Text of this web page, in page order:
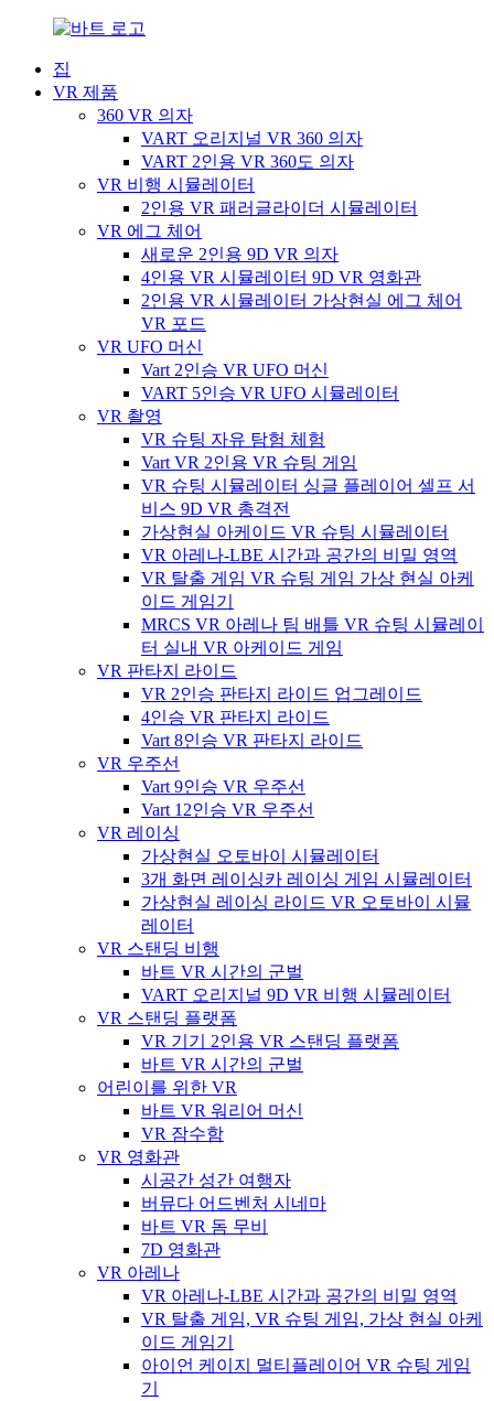
집
VR 제품
360 VR 의자
VART 오리지널 VR 360 의자
VART 2인용 VR 360도 의자
VR 비행 시뮬레이터
2인용 VR 패러글라이더 시뮬레이터
VR 에그 체어
새로운 2인용 9D VR 의자
4인용 VR 시뮬레이터 9D VR 영화관
2인용 VR 시뮬레이터 가상현실 에그 체어
VR 포드
VR UFO 머신
Vart 2인승 VR UFO 머신
VART 5인승 VR UFO 시뮬레이터
VR 촬영
VR 슈팅 자유 탐험 체험
Vart VR 2인용 VR 슈팅 게임
VR 슈팅 시뮬레이터 싱글 플레이어 셀프 서
비스 9D VR 총격전
가상현실 아케이드 VR 슈팅 시뮬레이터
VR 아레나-LBE 시간과 공간의 비밀 영역
VR 탈출 게임 VR 슈팅 게임 가상 현실 아케
이드 게임기
MRCS VR 아레나 팀 배틀 VR 슈팅 시뮬레이
터 실내 VR 아케이드 게임
VR 판타지 라이드
VR 2인승 판타지 라이드 업그레이드
4인승 VR 판타지 라이드
Vart 8인승 VR 판타지 라이드
VR 우주선
Vart 9인승 VR 우주선
Vart 12인승 VR 우주선
VR 레이싱
가상현실 오토바이 시뮬레이터
3개 화면 레이싱카 레이싱 게임 시뮬레이터
가상현실 레이싱 라이드 VR 오토바이 시뮬
레이터
VR 스탠딩 비행
바트 VR 시간의 군벌
VART 오리지널 9D VR 비행 시뮬레이터
VR 스탠딩 플랫폼
VR 기기 2인용 VR 스탠딩 플랫폼
바트 VR 시간의 군벌
어린이를 위한 VR
바트 VR 워리어 머신
VR 잠수함
VR 영화관
시공간 성간 여행자
버뮤다 어드벤처 시네마
바트 VR 돔 무비
7D 영화관
VR 아레나
VR 아레나-LBE 시간과 공간의 비밀 영역
VR 탈출 게임, VR 슈팅 게임, 가상 현실 아케
이드 게임기
아이언 케이지 멀티플레이어 VR 슈팅 게임
기